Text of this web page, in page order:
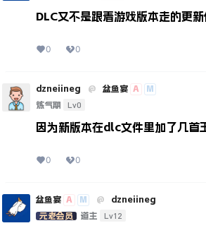
DLC又不是跟着游戏版本走的更新
0 0
dzneiineg @ 盆鱼宴 A
M
炼气期
Lv0
因为新版本在dlc文件里加了几首
0 0
盆鱼宴 A M @
dzneiineg
元老会员
道主 Lv12